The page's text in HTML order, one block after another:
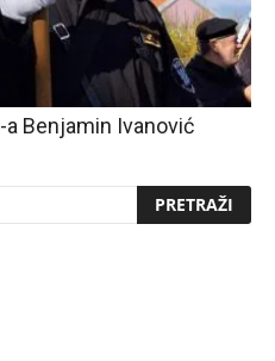
Benjamin Ivanović